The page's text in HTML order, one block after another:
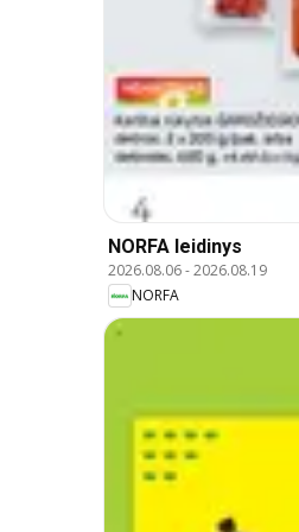
NORFA leidinys
2026.08.06-2026.08.19
NORFA